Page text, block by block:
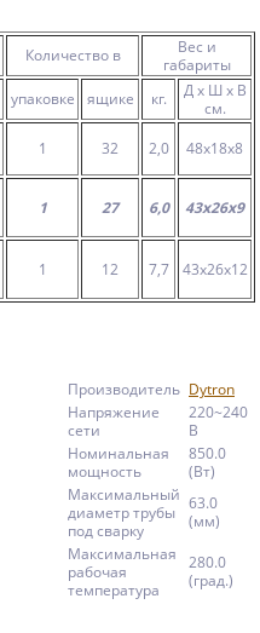
Количество в
Вес и
габариты
упаковке ящике кг.
Д х Ш х В
см.
1 32 2,0 48х18х8
1 27 6,0 43х26х9
1 12 7,7 43х26х12
Производитель Dytron
Напряжение
сети
220~240
В
Номинальная
мощность
850.0
(Вт)
Максимальный
диаметр трубы
под сварку
63.0
(мм)
Максимальная
рабочая
температура
280.0
(град.)